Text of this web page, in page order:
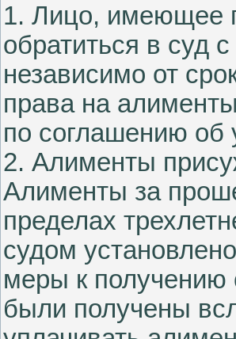
1. Лицо, имеющее
обратиться в суд
независимо от
права на
по соглашению об
2. Алименты
Алименты за
пределах
судом
меры к получению
были получены